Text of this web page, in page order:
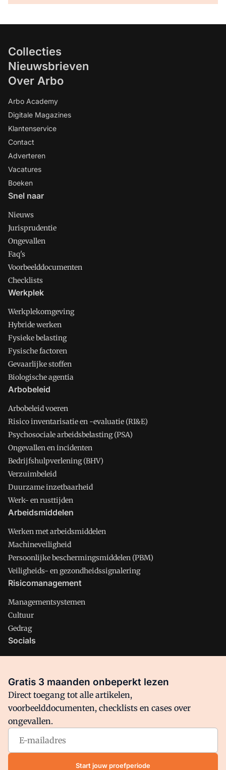
Collecties
Nieuwsbrieven
Over Arbo
Arbo Academy
Digitale Magazines
Klantenservice
Contact
Adverteren
Vacatures
Boeken
Snel naar
Nieuws
Jurisprudentie
Ongevallen
Faq's
Voorbeelddocumenten
Checklists
Werkplek
Werkplekomgeving
Hybride werken
Fysieke belasting
Fysische factoren
Gevaarlijke stoffen
Biologische agentia
Arbobeleid
Arbobeleid voeren
Risico inventarisatie en -evaluatie (RI&E)
Psychosociale arbeidsbelasting (PSA)
Ongevallen en incidenten
Bedrijfshulpverlening (BHV)
Verzuimbeleid
Duurzame inzetbaarheid
Werk- en rusttijden
Arbeidsmiddelen
Werken met arbeidsmiddelen
Machineveiligheid
Persoonlijke beschermingsmiddelen (PBM)
Veiligheids- en gezondheidssignalering
Risicomanagement
Managementsystemen
Cultuur
Gedrag
Socials
Facebook
Arbo is onderdeel van VMN media. Lees inons manifestwaar
VMN media voor staat. Op gebruik van deze site zijn de
volgende regelingen van toepassing:Algemene Voorwaarden
Privacy en Cookie beleid|Privacy instellingen
Gratis 3 maanden onbeperkt lezen
Direct toegang tot alle artikelen,
voorbeelddocumenten, checklists en cases over
ongevallen.
Start jouw proefperiode